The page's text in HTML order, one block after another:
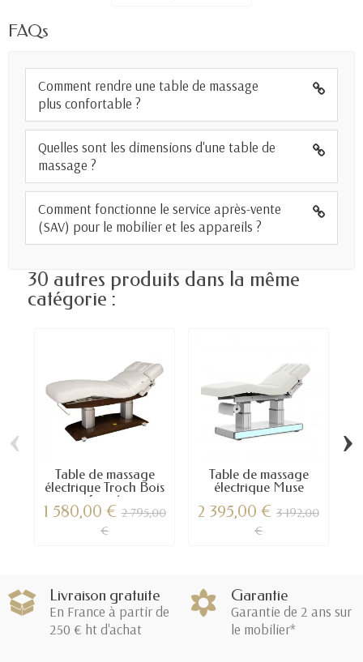
FAQs
Comment rendre une table de massage
plus confortable ?
Quelles sont les dimensions d'une table de
massage ?
Comment fonctionne le service après-vente
(SAV) pour le mobilier et les appareils ?
30 autres produits dans la même
catégorie :
Table de massage
électrique Troch Bois
foncé
1 580,00 €2 795,00
€
Table de massage
électrique Muse
2 395,00 € 3 192,00
€
‹ ›
Livraison gratuite
En France à partir de
250 € ht d'achat
Garantie
Garantie de 2 ans sur
le mobilier*